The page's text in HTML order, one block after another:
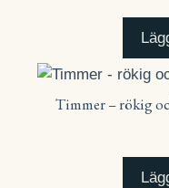
Timmer – rökig